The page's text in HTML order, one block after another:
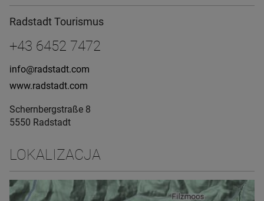
Radstadt Tourismus
+43 6452 7472
info@radstadt.com
www.radstadt.com
Schernbergstraße 8
5550 Radstadt
LOKALIZACJA